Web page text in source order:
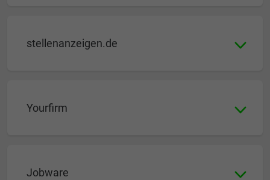
stellenanzeigen.de
Yourfirm
Jobware